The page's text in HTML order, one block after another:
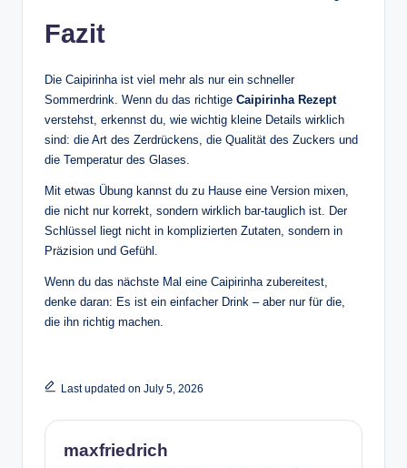
Fazit
Die Caipirinha ist viel mehr als nur ein schneller
Sommerdrink. Wenn du das richtige Caipirinha Rezept
verstehst, erkennst du, wie wichtig kleine Details wirklich
sind: die Art des Zerdrückens, die Qualität des Zuckers und
die Temperatur des Glases.
Mit etwas Übung kannst du zu Hause eine Version mixen,
die nicht nur korrekt, sondern wirklich bar-tauglich ist. Der
Schlüssel liegt nicht in komplizierten Zutaten, sondern in
Präzision und Gefühl.
Wenn du das nächste Mal eine Caipirinha zubereitest,
denke daran: Es ist ein einfacher Drink – aber nur für die,
die ihn richtig machen.
Last updated on July 5, 2026
maxfriedrich